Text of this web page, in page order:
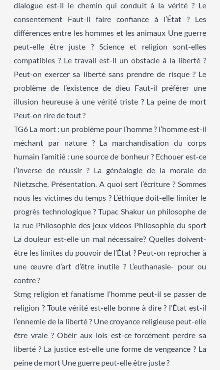
dialogue est-il le chemin qui conduit à la vérité ? Le
consentement Faut-il faire confiance à l’État ? Les
différences entre les hommes et les animaux Une guerre
peut-elle être juste ? Science et religion sont-elles
compatibles ? Le travail est-il un obstacle à la liberté ?
Peut-on exercer sa liberté sans prendre de risque ? Le
problème de l’existence de dieu Faut-il préférer une
illusion heureuse à une vérité triste ? La peine de mort
Peut-on rire de tout ?
TG6 La mort : un problème pour l’homme ? l’homme est-il
méchant par nature ? La marchandisation du corps
humain l’amitié : une source de bonheur ? Echouer est-ce
l’inverse de réussir ? La généalogie de la morale de
Nietzsche. Présentation. A quoi sert l’écriture ? Sommes
nous les victimes du temps ? L’éthique doit-elle limiter le
progrès technologique ? Tupac Shakur un philosophe de
la rue Philosophie des jeux videos Philosophie du sport
La douleur est-elle un mal nécessaire? Quelles doivent-
être les limites du pouvoir de l’État ? Peut-on reprocher à
une œuvre d’art d’être inutile ? L’euthanasie- pour ou
contre ?
Stmg religion et fanatisme l’homme peut-il se passer de
religion ? Toute vérité est-elle bonne à dire ? l’État est-il
l’ennemie de la liberté ? Une croyance religieuse peut-elle
être vraie ? Obéir aux lois est-ce forcément perdre sa
liberté ? La justice est-elle une forme de vengeance ? La
peine de mort Une guerre peut-elle être juste ?